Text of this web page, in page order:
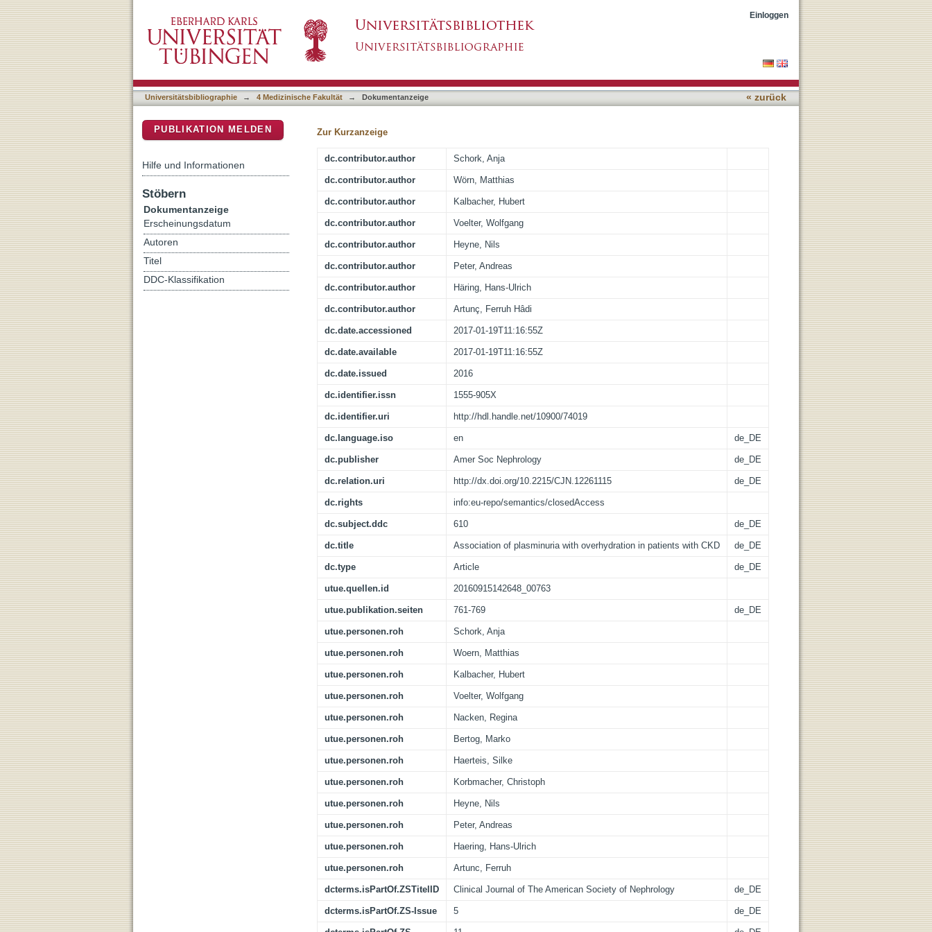
Einloggen
Universitätsbibliographie → 4 Medizinische Fakultät → Dokumentanzeige « zurück
Zur Kurzanzeige
dc.contributor.author Schork, Anja
dc.contributor.author Wörn, Matthias
dc.contributor.author Kalbacher, Hubert
dc.contributor.author Voelter, Wolfgang
dc.contributor.author Heyne, Nils
dc.contributor.author Peter, Andreas
dc.contributor.author Häring, Hans-Ulrich
dc.contributor.author Artunç, Ferruh Hâdi
dc.date.accessioned 2017-01-19T11:16:55Z
dc.date.available 2017-01-19T11:16:55Z
dc.date.issued 2016
dc.identifier.issn 1555-905X
dc.identifier.uri http://hdl.handle.net/10900/74019
dc.language.iso en de_DE
dc.publisher Amer Soc Nephrology de_DE
dc.relation.uri http://dx.doi.org/10.2215/CJN.12261115 de_DE
dc.rights info:eu-repo/semantics/closedAccess
dc.subject.ddc 610 de_DE
dc.title Association of plasminuria with overhydration in patients with CKD de_DE
dc.type Article de_DE
utue.quellen.id 20160915142648_00763
utue.publikation.seiten 761-769 de_DE
utue.personen.roh Schork, Anja
utue.personen.roh Woern, Matthias
utue.personen.roh Kalbacher, Hubert
utue.personen.roh Voelter, Wolfgang
utue.personen.roh Nacken, Regina
utue.personen.roh Bertog, Marko
utue.personen.roh Haerteis, Silke
utue.personen.roh Korbmacher, Christoph
utue.personen.roh Heyne, Nils
utue.personen.roh Peter, Andreas
utue.personen.roh Haering, Hans-Ulrich
utue.personen.roh Artunc, Ferruh
dcterms.isPartOf.ZSTitelID Clinical Journal of The American Society of Nephrology de_DE
dcterms.isPartOf.ZS-Issue 5 de_DE
PUBLIKATION MELDEN
Hilfe und Informationen
Stöbern
Dokumentanzeige
Erscheinungsdatum
Autoren
Titel
DDC-Klassifikation